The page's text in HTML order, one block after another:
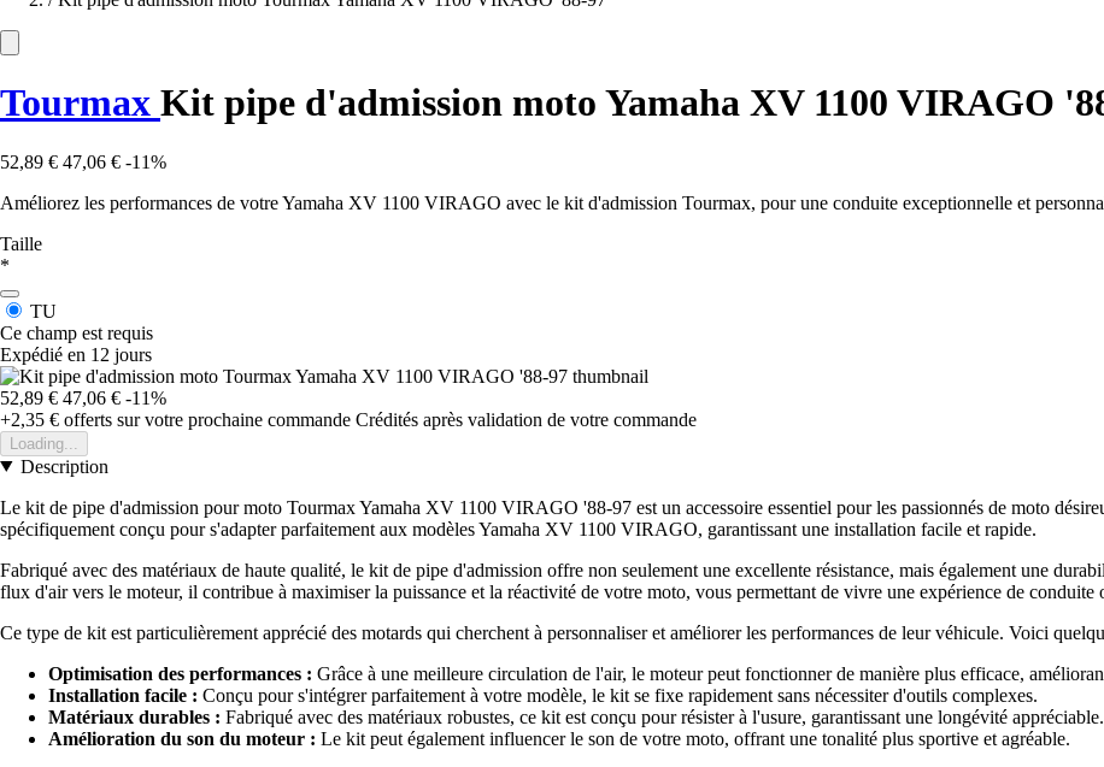
Tourmax Kit pipe d'admission moto Yamaha XV 1100 VIRAGO
52,89 € 47,06 € -11%
Améliorez les performances de votre Yamaha XV 1100 VIRAGO avec le kit d'admission Tourmax, pour une conduite exceptionnelle et
Taille
*
TU
Ce champ est requis
Expédié en 12 jours
52,89 € 47,06 € -11%
+2,35 € offerts sur votre prochaine commande Crédités après validation de votre commande
Loading...
Description
Le kit de pipe d'admission pour moto Tourmax Yamaha XV 1100 VIRAGO '88-97 est un accessoire essentiel pour les passionnés de moto
spécifiquement conçu pour s'adapter parfaitement aux modèles Yamaha XV 1100 VIRAGO, garantissant une installation facile et rapide.
Fabriqué avec des matériaux de haute qualité, le kit de pipe d'admission offre non seulement une excellente résistance, mais également une
flux d'air vers le moteur, il contribue à maximiser la puissance et la réactivité de votre moto, vous permettant de vivre une expérience de conduite
Ce type de kit est particulièrement apprécié des motards qui cherchent à personnaliser et améliorer les performances de leur véhicule. Voici
Optimisation des performances : Grâce à une meilleure circulation de l'air, le moteur peut fonctionner de manière plus efficace,
Installation facile : Conçu pour s'intégrer parfaitement à votre modèle, le kit se fixe rapidement sans nécessiter d'outils complexes.
Matériaux durables : Fabriqué avec des matériaux robustes, ce kit est conçu pour résister à l'usure, garantissant une longévité appréciable.
Amélioration du son du moteur : Le kit peut également influencer le son de votre moto, offrant une tonalité plus sportive et agréable.